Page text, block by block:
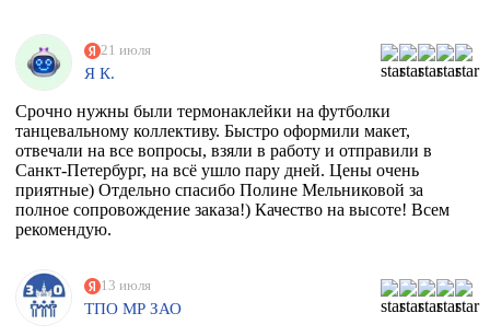
21 июля
Я К.
Срочно нужны были термонаклейки на футболки
танцевальному коллективу. Быстро оформили макет,
отвечали на все вопросы, взяли в работу и отправили в
Санкт-Петербург, на всё ушло пару дней. Цены очень
приятные) Отдельно спасибо Полине Мельниковой за
полное сопровождение заказа!) Качество на высоте! Всем
рекомендую.
13 июля
ТПО МР ЗАО